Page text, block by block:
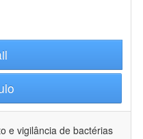
e vigilância de bactérias